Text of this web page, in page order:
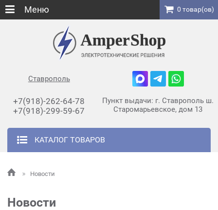
Ставрополь
+7(918)-262-64-78
+7(918)-299-59-67
Пункт выдачи: г. Ставрополь ш.
Старомарьевское, дом 13
КАТАЛОГ ТОВАРОВ
Меню 0 товар(ов)
Новости
Новости